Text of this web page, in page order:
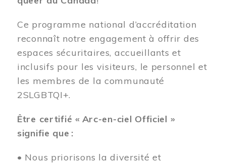
Ce programme national d’accréditation
reconnaît notre engagement à offrir des
espaces sécuritaires, accueillants et
inclusifs pour les visiteurs, le personnel et
les membres de la communauté
2SLGBTQI+.
Être certifié « Arc-en-ciel Officiel »
signifie que :
• Nous priorisons la diversité et